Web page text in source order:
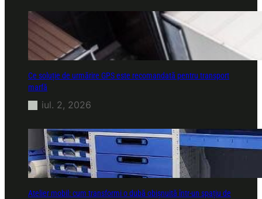
Ce soluție de urmărire GPS este recomandată pentru transport
marfă
iul. 2, 2026
Atelier mobil: cum transformi o dubă obișnuită într-un spațiu de